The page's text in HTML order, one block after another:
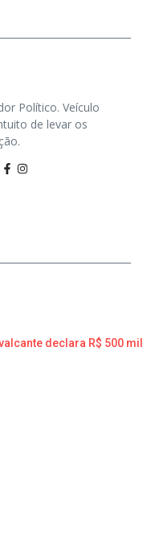
Político. Veículo
de levar os
declara R$ 500 mil